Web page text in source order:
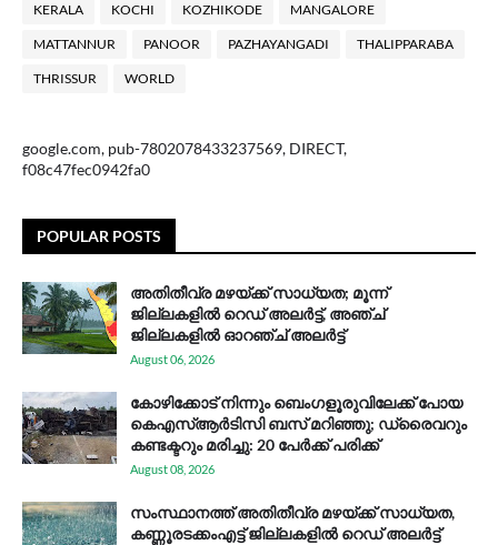
KERALA KOCHI KOZHIKODE MANGALORE
MATTANNUR PANOOR PAZHAYANGADI THALIPPARABA
THRISSUR WORLD
google.com, pub-7802078433237569, DIRECT,
f08c47fec0942fa0
POPULAR POSTS
അതിതീവ്ര മഴയ്ക്ക് സാധ്യത; മൂന്ന്
ജില്ലകളിൽ റെഡ് അലർട്ട്, അഞ്ച്
ജില്ലകളിൽ ഓറഞ്ച് അലർട്ട്
August 06, 2026
കോഴിക്കോട് നിന്നും ബെംഗളൂരുവിലേക്ക് പോയ
കെഎസ്ആര്‍ടിസി ബസ് മറിഞ്ഞു; ഡ്രൈവറും
കണ്ടക്ടറും മരിച്ചു: 20 പേര്‍ക്ക് പരിക്ക്
August 08, 2026
സം​സ്ഥാ​ന​ത്ത് അ​തി​തീ​വ്ര മ​ഴ​യ്ക്ക് സാ​ധ്യ​ത,
കണ്ണൂരടക്കംഎ​ട്ട് ജി​ല്ല​ക​ളി​ൽ റെ​ഡ് അ​ലർ​ട്ട്